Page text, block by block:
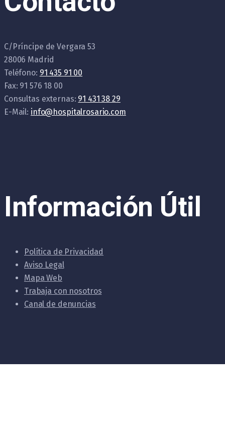
C/Príncipe de Vergara 53
28006 Madrid
Teléfono: 91 435 91 00
Fax: 91 576 18 00
Consultas externas: 91 431 38 29
E-Mail: info@hospitalrosario.com
Información Útil
Política de Privacidad
Aviso Legal
Mapa Web
Trabaja con nosotros
Canal de denuncias